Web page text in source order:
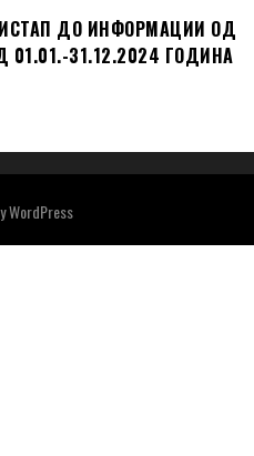
ДО ИНФОРМАЦИИ ОД
01.01.-31.12.2024 ГОДИНА
WordPress